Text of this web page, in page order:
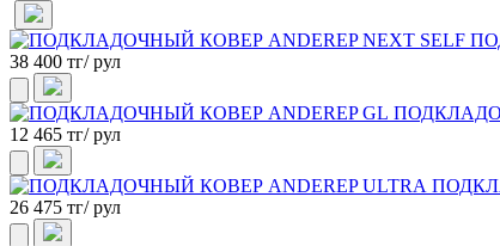
38 400 тг/ рул
12 465 тг/ рул
26 475 тг/ рул